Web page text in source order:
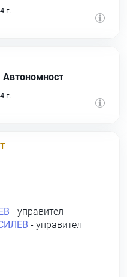
г.
г.
- управител
- управител